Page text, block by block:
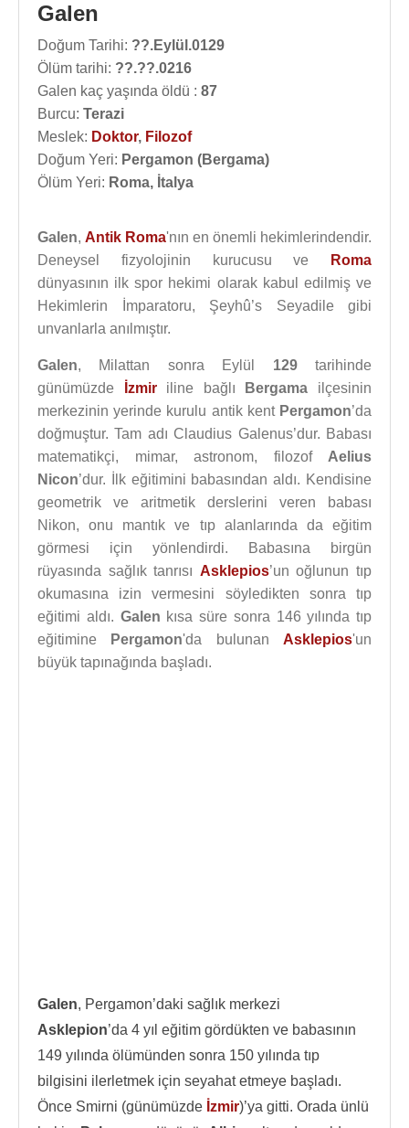
Galen
Doğum Tarihi: ??.Eylül.0129
Ölüm tarihi: ??.??.0216
Galen kaç yaşında öldü : 87
Burcu: Terazi
Meslek: Doktor, Filozof
Doğum Yeri: Pergamon (Bergama)
Ölüm Yeri: Roma, İtalya
Galen, Antik Roma'nın en önemli hekimlerindendir.
Deneysel fizyolojinin kurucusu ve
Roma
dünyasının ilk spor hekimi olarak kabul edilmiş ve
Hekimlerin İmparatoru, Şeyhû’s Seyadile gibi
unvanlarla anılmıştır.
Galen, Milattan sonra Eylül 129tarihinde
günümüzde
İzmiriline bağlı Bergama ilçesinin
merkezinin yerinde kurulu antik kent Pergamon’da
doğmuştur. Tam adı Claudius Galenus’dur. Babası
matematikçi, mimar, astronom, filozof Aelius
Nicon’dur. İlk eğitimini babasından aldı. Kendisine
geometrik ve aritmetik derslerini veren babası
Nikon, onu mantık ve tıp alanlarında da eğitim
görmesi için yönlendirdi. Babasına birgün
rüyasında sağlık tanrısı Asklepios’un oğlunun tıp
okumasına izin vermesini söyledikten sonra tıp
eğitimi aldı. Galen kısa süre sonra 146 yılında tıp
eğitimine
Pergamon'da bulunanAsklepios'un
büyük tapınağında başladı.
Galen, Pergamon’daki sağlık merkezi
Asklepion’da 4 yıl eğitim gördükten ve babasının
149 yılında ölümünden sonra 150 yılında tıp
bilgisini ilerletmek için seyahat etmeye başladı.
Önce Smirni (günümüzde İzmir)’ya gitti. Orada ünlü